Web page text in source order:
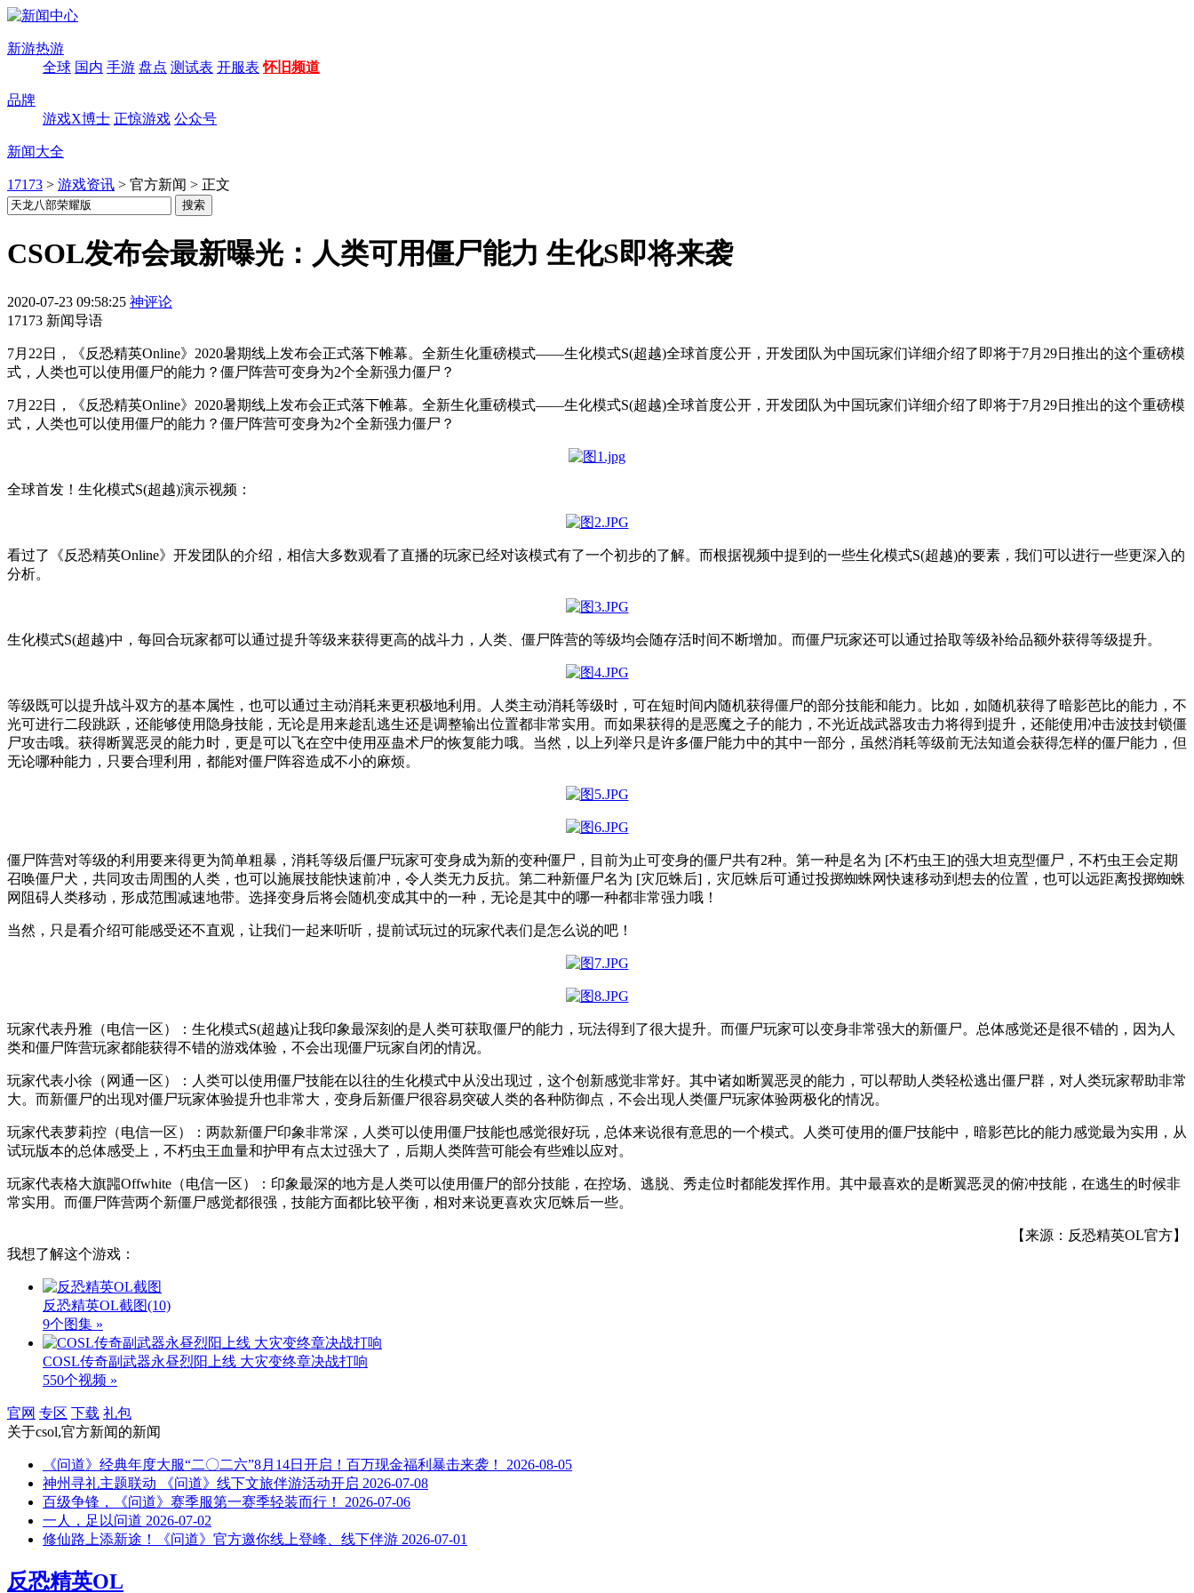
新游热游
全球 国内 手游 盘点 测试表 开服表 怀旧频道
品牌
游戏X博士 正惊游戏 公众号
新闻大全
17173 > 游戏资讯 > 官方新闻 > 正文
CSOL发布会最新曝光：人类可用僵尸能力 生化S即将来袭
2020-07-23 09:58:25 神评论
17173 新闻导语
7月22日，《反恐精英Online》2020暑期线上发布会正式落下帷幕。全新生化重磅模式——生化模式S(超越)全球首度公开，开发团队为中国玩家们详细介绍了即将于7月29日推出的这个重磅模
式，人类也可以使用僵尸的能力？僵尸阵营可变身为2个全新强力僵尸？
7月22日，《反恐精英Online》2020暑期线上发布会正式落下帷幕。全新生化重磅模式——生化模式S(超越)全球首度公开，开发团队为中国玩家们详细介绍了即将于7月29日推出的这个重磅模
式，人类也可以使用僵尸的能力？僵尸阵营可变身为2个全新强力僵尸？
全球首发！生化模式S(超越)演示视频：
看过了《反恐精英Online》开发团队的介绍，相信大多数观看了直播的玩家已经对该模式有了一个初步的了解。而根据视频中提到的一些生化模式S(超越)的要素，我们可以进行一些更深入的
分析。
生化模式S(超越)中，每回合玩家都可以通过提升等级来获得更高的战斗力，人类、僵尸阵营的等级均会随存活时间不断增加。而僵尸玩家还可以通过拾取等级补给品额外获得等级提升。
等级既可以提升战斗双方的基本属性，也可以通过主动消耗来更积极地利用。人类主动消耗等级时，可在短时间内随机获得僵尸的部分技能和能力。比如，如随机获得了暗影芭比的能力，不
光可进行二段跳跃，还能够使用隐身技能，无论是用来趁乱逃生还是调整输出位置都非常实用。而如果获得的是恶魔之子的能力，不光近战武器攻击力将得到提升，还能使用冲击波技封锁僵
尸攻击哦。获得断翼恶灵的能力时，更是可以飞在空中使用巫蛊术尸的恢复能力哦。当然，以上列举只是许多僵尸能力中的其中一部分，虽然消耗等级前无法知道会获得怎样的僵尸能力，但
无论哪种能力，只要合理利用，都能对僵尸阵容造成不小的麻烦。
僵尸阵营对等级的利用要来得更为简单粗暴，消耗等级后僵尸玩家可变身成为新的变种僵尸，目前为止可变身的僵尸共有2种。第一种是名为 [不朽虫王]的强大坦克型僵尸，不朽虫王会定期
召唤僵尸犬，共同攻击周围的人类，也可以施展技能快速前冲，令人类无力反抗。第二种新僵尸名为 [灾厄蛛后]，灾厄蛛后可通过投掷蜘蛛网快速移动到想去的位置，也可以远距离投掷蜘蛛
网阻碍人类移动，形成范围减速地带。选择变身后将会随机变成其中的一种，无论是其中的哪一种都非常强力哦！
当然，只是看介绍可能感受还不直观，让我们一起来听听，提前试玩过的玩家代表们是怎么说的吧！
玩家代表丹雅（电信一区）：生化模式S(超越)让我印象最深刻的是人类可获取僵尸的能力，玩法得到了很大提升。而僵尸玩家可以变身非常强大的新僵尸。总体感觉还是很不错的，因为人
类和僵尸阵营玩家都能获得不错的游戏体验，不会出现僵尸玩家自闭的情况。
玩家代表小徐（网通一区）：人类可以使用僵尸技能在以往的生化模式中从没出现过，这个创新感觉非常好。其中诸如断翼恶灵的能力，可以帮助人类轻松逃出僵尸群，对人类玩家帮助非常
大。而新僵尸的出现对僵尸玩家体验提升也非常大，变身后新僵尸很容易突破人类的各种防御点，不会出现人类僵尸玩家体验两极化的情况。
玩家代表萝莉控（电信一区）：两款新僵尸印象非常深，人类可以使用僵尸技能也感觉很好玩，总体来说很有意思的一个模式。人类可使用的僵尸技能中，暗影芭比的能力感觉最为实用，从
试玩版本的总体感受上，不朽虫王血量和护甲有点太过强大了，后期人类阵营可能会有些难以应对。
玩家代表格大旗嘂Offwhite（电信一区）：印象最深的地方是人类可以使用僵尸的部分技能，在控场、逃脱、秀走位时都能发挥作用。其中最喜欢的是断翼恶灵的俯冲技能，在逃生的时候非
常实用。而僵尸阵营两个新僵尸感觉都很强，技能方面都比较平衡，相对来说更喜欢灾厄蛛后一些。
【来源：反恐精英OL官方】
我想了解这个游戏：
反恐精英OL截图(10)
9个图集 »
COSL传奇副武器永昼烈阳上线 大灾变终章决战打响
550个视频 »
官网 专区 下载 礼包
关于csol,官方新闻的新闻
《问道》经典年度大服“二〇二六”8月14日开启！百万现金福利暴击来袭！
2026-08-05
神州寻礼主题联动 《问道》线下文旅伴游活动开启 2026-07-08
百级争锋，《问道》赛季服第一赛季轻装而行！
2026-07-06
一人，足以问道 2026-07-02
修仙路上添新途！《问道》官方邀你线上登峰、线下伴游 2026-07-01
反恐精英OL